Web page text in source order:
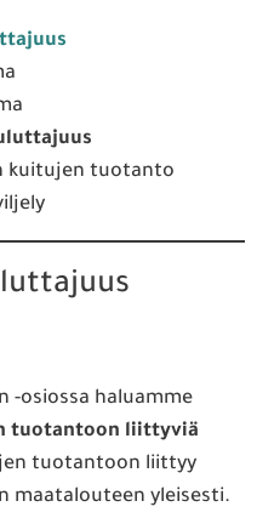
kuitujen tuotanto
-osiossa haluamme
tuotantoon liittyviä
tuotantoon liittyy
maatalouteen yleisesti.